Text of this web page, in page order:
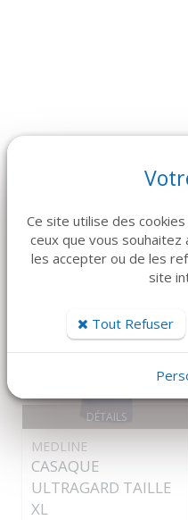
produits
DÉTAILS
A PARTIR DE 3.28 €
TTC/PC PAR 128
MEDLINE
CASAQUE
ULTRAGARD TAILLE
XL
Ce site utilise des
ceux que vous souhaitez
les accepter ou de les
site
Tout Refuser